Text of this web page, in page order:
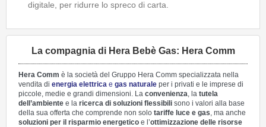
digitale, per ridurre lo spreco di carta.
La compagnia di Hera Bebè Gas: Hera Comm
Hera Comm è la società del Gruppo Hera Comm specializzata nella
vendita di energia elettrica e gas naturale per i privati e le imprese di
piccole, medie e grandi dimensioni. La convenienza, la tutela
dell’ambiente e la ricerca di soluzioni flessibili sono i valori alla base
della sua offerta che comprende non solo tariffe luce e gas, ma anche
soluzioni per il risparmio energetico e l’ottimizzazione delle risorse